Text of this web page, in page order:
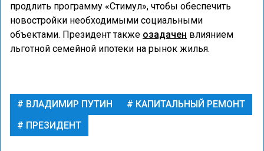
продлить программу «Стимул», чтобы обеспечить
новостройки необходимыми социальными
объектами. Президент также озадачен влиянием
льготной семейной ипотеки на рынок жилья.
ВЛАДИМИР ПУТИН
КАПИТАЛЬНЫЙ РЕМОНТ
ПРЕЗИДЕНТ